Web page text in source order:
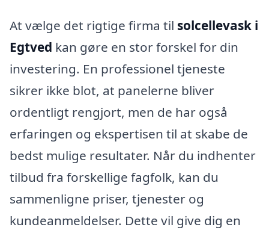
At vælge det rigtige firma til solcellevask i
Egtved kan gøre en stor forskel for din
investering. En professionel tjeneste
sikrer ikke blot, at panelerne bliver
ordentligt rengjort, men de har også
erfaringen og ekspertisen til at skabe de
bedst mulige resultater. Når du indhenter
tilbud fra forskellige fagfolk, kan du
sammenligne priser, tjenester og
kundeanmeldelser. Dette vil give dig en